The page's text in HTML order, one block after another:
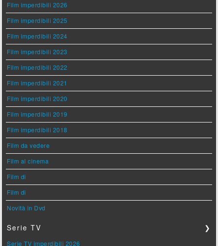
Film imperdibili 2026
Film imperdibili 2025
Film imperdibili 2024
Film imperdibili 2023
Film imperdibili 2022
Film imperdibili 2021
Film imperdibili 2020
Film imperdibili 2019
Film imperdibili 2018
Film da vedere
Film al cinema
Film di
Film di
Novità in Dvd
Serie TV ❯
Serie TV imperdibili 2026